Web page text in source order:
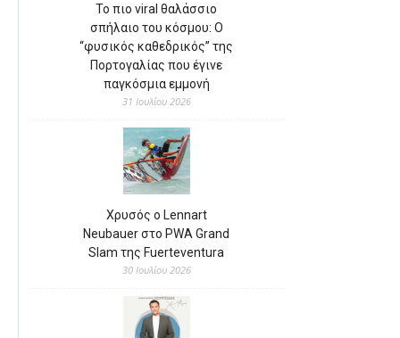
Το πιο viral θαλάσσιο
σπήλαιο του κόσμου: Ο
“φυσικός καθεδρικός” της
Πορτογαλίας που έγινε
παγκόσμια εμμονή
31 Ιουλίου 2026
Χρυσός ο Lennart
Neubauer στο PWA Grand
Slam της Fuerteventura
30 Ιουλίου 2026